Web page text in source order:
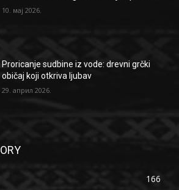
10. мај 2026.
Proricanje sudbine iz vode: drevni grčki
običaj koji otkriva ljubav
29. април 2026.
166